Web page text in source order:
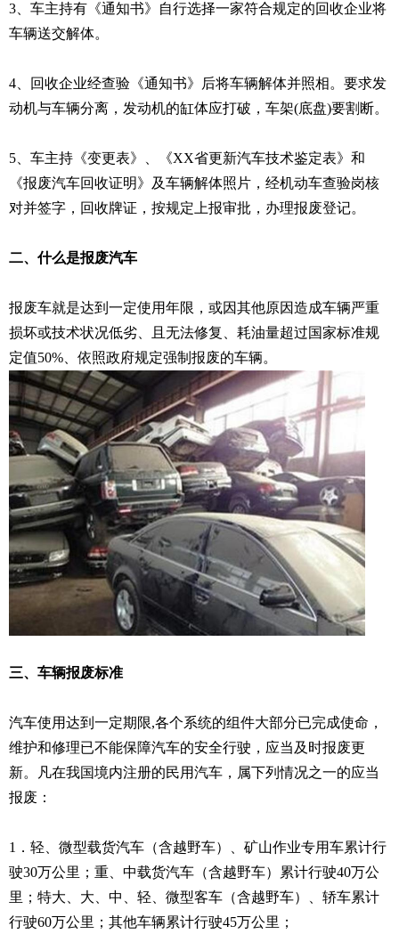
3、车主持有《通知书》自行选择一家符合规定的回收企业将
车辆送交解体。
4、回收企业经查验《通知书》后将车辆解体并照相。要求发
动机与车辆分离，发动机的缸体应打破，车架(底盘)要割断。
5、车主持《变更表》、《XX省更新汽车技术鉴定表》和
《报废汽车回收证明》及车辆解体照片，经机动车查验岗核
对并签字，回收牌证，按规定上报审批，办理报废登记。
二、什么是报废汽车
报废车就是达到一定使用年限，或因其他原因造成车辆严重
损坏或技术状况低劣、且无法修复、耗油量超过国家标准规
定值50%、依照政府规定强制报废的车辆。
三、车辆报废标准
汽车使用达到一定期限,各个系统的组件大部分已完成使命，
维护和修理已不能保障汽车的安全行驶，应当及时报废更
新。凡在我国境内注册的民用汽车，属下列情况之一的应当
报废：
1．轻、微型载货汽车（含越野车）、矿山作业专用车累计行
驶30万公里；重、中载货汽车（含越野车）累计行驶40万公
里；特大、大、中、轻、微型客车（含越野车）、轿车累计
行驶60万公里；其他车辆累计行驶45万公里；